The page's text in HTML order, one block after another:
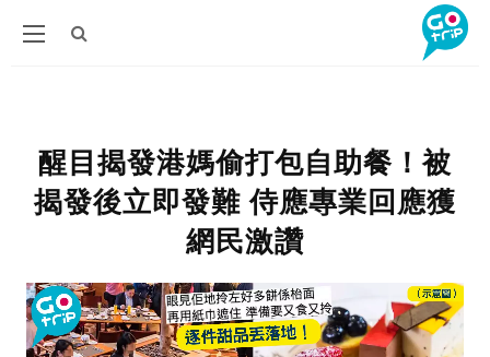
醒目揭發港媽偷打包自助餐！被
揭發後立即發難 侍應專業回應獲
網民激讚